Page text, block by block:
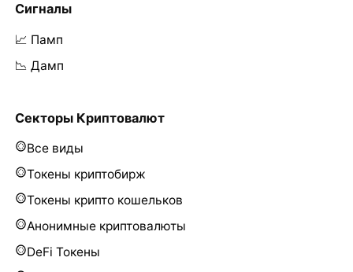
Сигналы
📈 Памп
📉 Дамп
Секторы Криптовалют
Все виды
Токены криптобирж
Токены крипто кошельков
Анонимные криптовалюты
DeFi Токены